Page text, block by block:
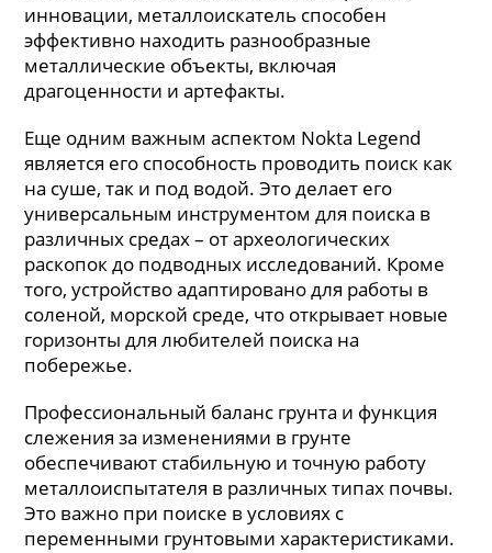
инновации, металлоискатель способен
эффективно находить разнообразные
металлические объекты, включая
драгоценности и артефакты.
Еще одним важным аспектом Nokta Legend
является его способность проводить поиск как
на суше, так и под водой. Это делает его
универсальным инструментом для поиска в
различных средах – от археологических
раскопок до подводных исследований. Кроме
того, устройство адаптировано для работы в
соленой, морской среде, что открывает новые
горизонты для любителей поиска на
побережье.
Профессиональный баланс грунта и функция
слежения за изменениями в грунте
обеспечивают стабильную и точную работу
металлоиспытателя в различных типах почвы.
Это важно при поиске в условиях с
переменными грунтовыми характеристиками.